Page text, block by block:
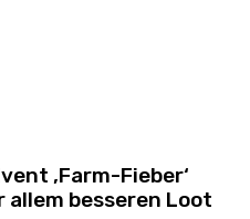
‚Farm-Fieber‘
besseren Loot